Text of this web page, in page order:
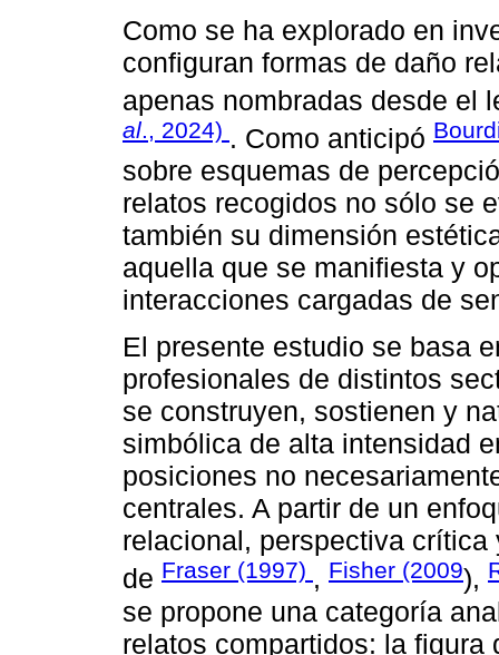
Como se ha explorado en
configuran formas de daño
apenas nombradas desde el
al., 2024) . Como anticipó
sobre esquemas de
relatos recogidos no sólo se
también su dimensión
aquella que se manifiesta y
interacciones cargadas de
El presente estudio se basa
profesionales de distintos
se construyen, sostienen y
simbólica de alta intensidad
posiciones no
centrales. A partir de un
relacional, perspectiva
de Fraser (1997) , Fisher (2009),
se propone una categoría
relatos compartidos: la figura